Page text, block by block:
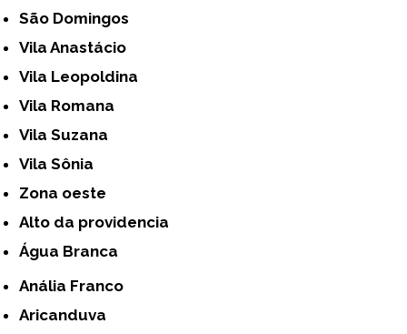
São Domingos
Vila Anastácio
Vila Leopoldina
Vila Romana
Vila Suzana
Vila Sônia
Zona oeste
alto da providencia
Água Branca
Anália Franco
Aricanduva